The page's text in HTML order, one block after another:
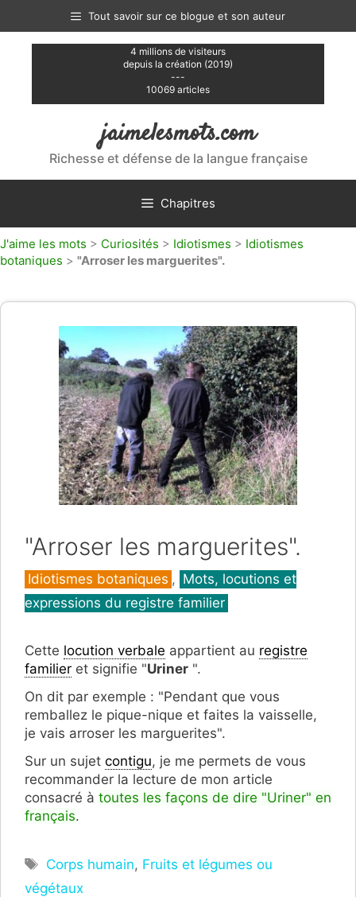
contenu
Tout savoir sur ce blogue et son auteur
4 millions de visiteurs
depuis la création (2019)
---
10069 articles
jaimelesmots.com
Richesse et défense de la langue française
Chapitres
J'aime les mots > Curiosités > Idiotismes > Idiotismes
botaniques > "Arroser les marguerites".
"Arroser les marguerites".
Catégories
Idiotismes botaniques , Mots, locutions et
expressions du registre familier
Cette locution verbale appartient au registre
familier et signifie "Uriner ".
On dit par exemple : "Pendant que vous
remballez le pique-nique et faites la vaisselle,
je vais arroser les marguerites".
Sur un sujet contigu, je me permets de vous
recommander la lecture de mon article
consacré à toutes les façons de dire "Uriner" en
français.
Étiquettes
Corps humain, Fruits et légumes ou
végétaux